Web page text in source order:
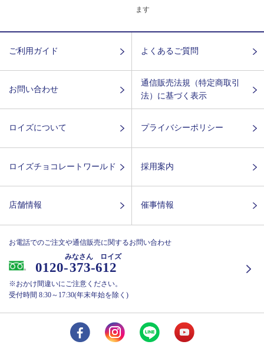
ます
ご利用ガイド よくあるご質問
お問い合わせ
通信販売法規（特定商取引
法）に基づく表示
ロイズについて プライバシーポリシー
ロイズチョコレートワールド 採用案内
店舗情報 催事情報
お電話でのご注文や通信販売に関するお問い合わせ
0120-373-612
みなさん ロイズ
※おかけ間違いにご注意ください。
受付時間 8:30～17:30(年末年始を除く)